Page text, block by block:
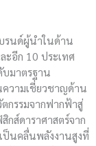
รนด์ผู้นำในด้าน
ะอีก 10 ประเทศ
บมาตรฐาน
วามเชี่ยวชาญด้าน
กรรมจากฟากฟ้าสู่
ส์ดาราศาสตร์จาก
ป็นคลื่นพลังงานสูงที่